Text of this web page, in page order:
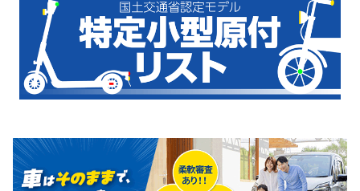
電動キックボード
ライフスタイル
テクノロジー
運営会社